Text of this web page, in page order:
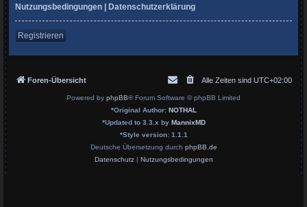
Nutzungsbedingungen | Datenschutzerklärung
Registrieren
Foren-Übersicht Alle Zeiten sind UTC+02:00
Powered by phpBB® Forum Software © phpBB Limited
*Original Author: NOTHAL
*Updated to 3.3.x by MannixMD
*Style version: 1.1.1
Deutsche Übersetzung durch phpBB.de
Datenschutz| Nutzungsbedingungen